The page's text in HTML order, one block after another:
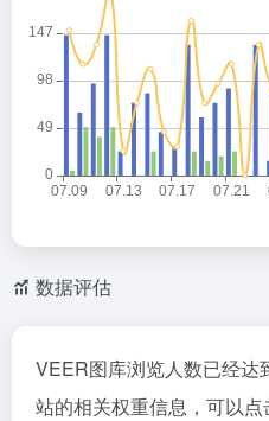
数据评估
VEER图库浏览人数已经达
站的相关权重信息，可以点